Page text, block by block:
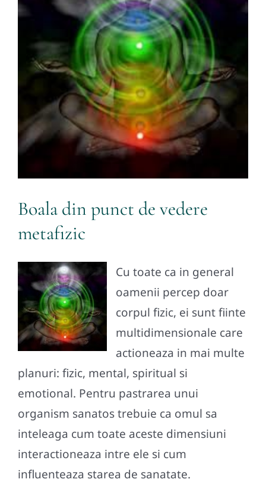
Boala din punct de vedere
metafizic
Cu toate ca in general
oamenii percep doar
corpul fizic, ei sunt fiinte
multidimensionale care
actioneaza in mai multe
planuri: fizic, mental, spiritual si
emotional. Pentru pastrarea unui
organism sanatos trebuie ca omul sa
inteleaga cum toate aceste dimensiuni
interactioneaza intre ele si cum
influenteaza starea de sanatate.